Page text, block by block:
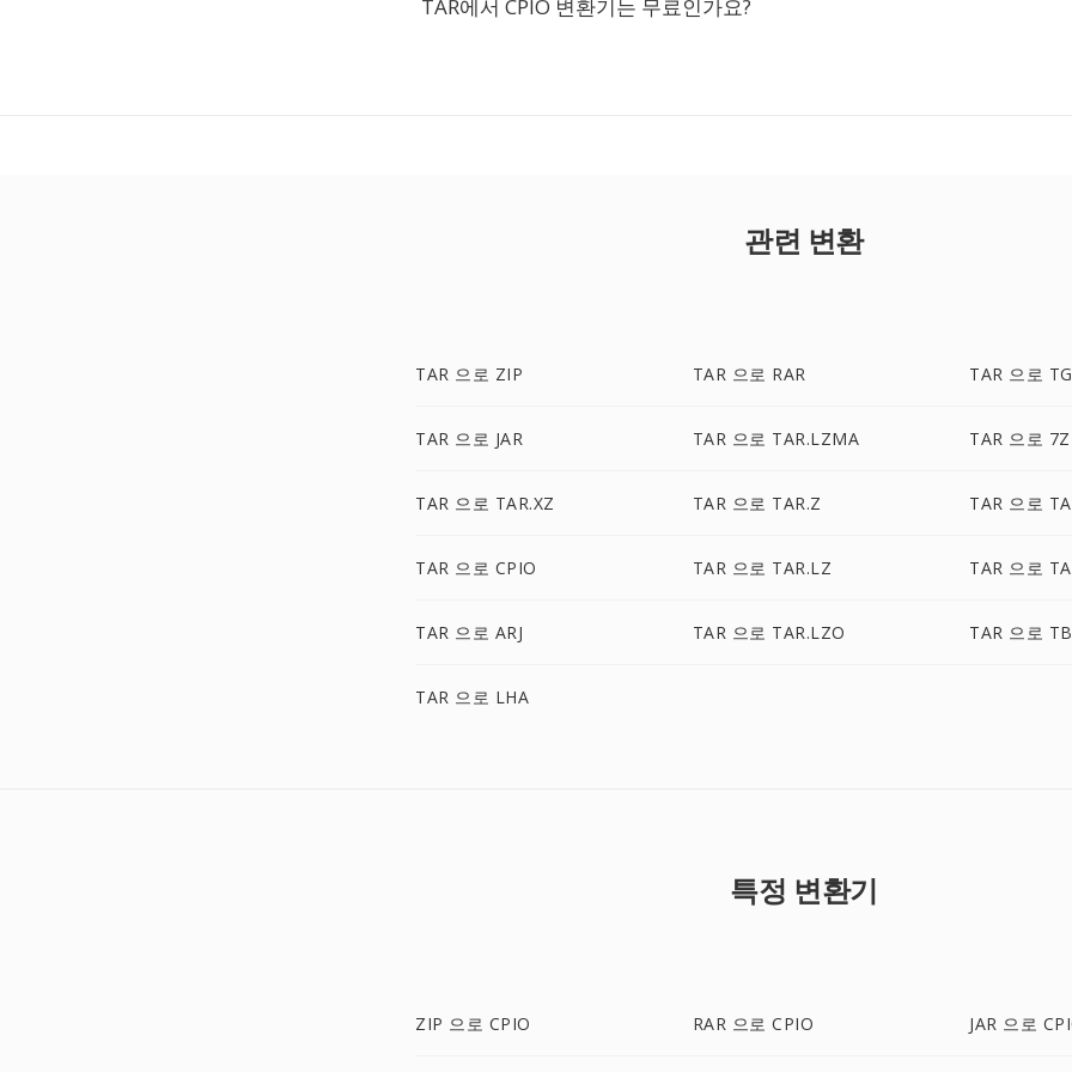
TAR에서 CPIO 변환기는 무료인가요?
관련 변환
TAR 으로 ZIP TAR 으로 RAR TAR 으로
TAR 으로 JAR TAR 으로 TAR.LZMA TAR 으로 7Z
TAR 으로 TAR.XZ TAR 으로 TAR.Z TAR 으로
TAR 으로 CPIO TAR 으로 TAR.LZ TAR 으로
TAR 으로 ARJ TAR 으로 TAR.LZO TAR 으로
TAR 으로 LHA
특정 변환기
ZIP 으로 CPIO RAR 으로 CPIO JAR 으로